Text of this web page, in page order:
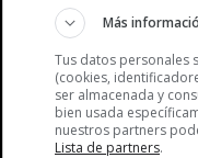
Más
Tus datos personales
(cookies,
ser almacenada y
bien usada
nuestros partners
Lista de partners.